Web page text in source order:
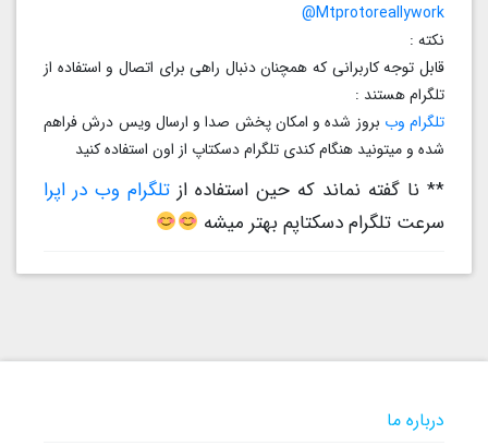
Mtprotoreallywork@
نکته :
قابل توجه کاربرانی که همچنان دنبال راهی برای اتصال و استفاده از
تلگرام هستند :
تلگرام وببروز شده و امکان پخش صدا و ارسال ویس درش فراهم
شده و میتونید هنگام کندی تلگرام دسکتاپ از اون استفاده کنید
** نا گفته نماند که حین استفاده از تلگرام وب در اپرا
سرعت تلگرام دسکتاپم بهتر میشه
درباره ما